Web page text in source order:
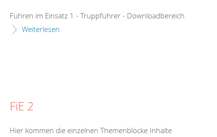
Führen im Einsatz 1 - Truppführer - Downloadbereich
Weiterlesen
FiE 2
Hier kommen die einzelnen Themenblöcke Inhalte